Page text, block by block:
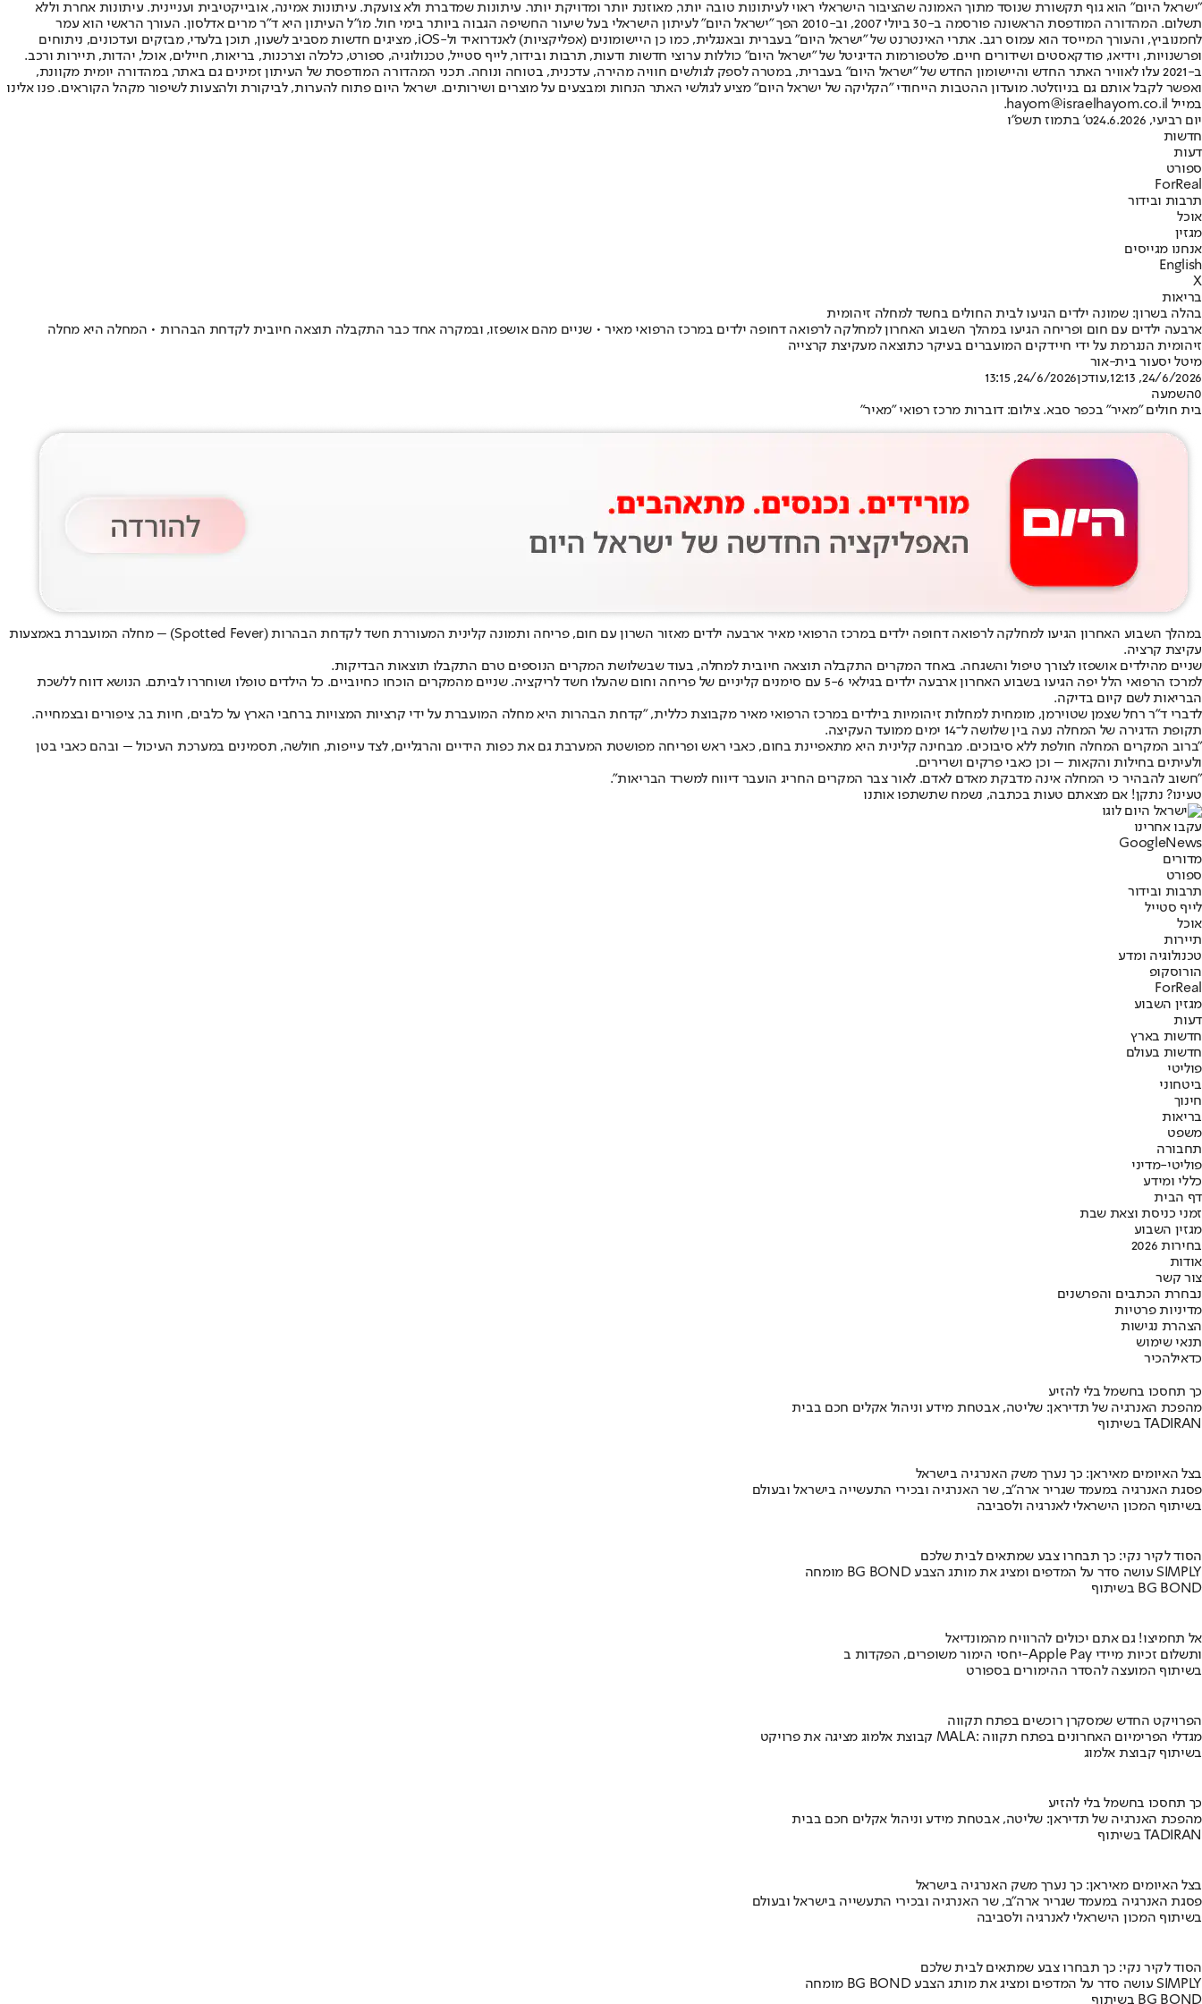
"ישראל היום" הוא גוף תקשורת שנוסד מתוך האמונה שהציבור הישראלי ראוי לעיתונות טובה יותר, מאוזנת יותר ומדויקת יותר. עיתונות שמדברת ולא צועקת. עיתונות אמינה, אובייקטיבית ועניינית. עיתונות אחרת וללא
תשלום. המהדורה המודפסת הראשונה פורסמה ב-30 ביולי 2007, וב-2010 הפך "ישראל היום" לעיתון הישראלי בעל שיעור החשיפה הגבוה ביותר בימי חול. מו"ל העיתון היא ד"ר מרים אדלסון. העורך הראשי הוא עמר
לחמנוביץ, והעורך המייסד הוא עמוס רגב. אתרי האינטרנט של "ישראל היום" בעברית ובאנגלית, כמו כן היישומונים (אפליקציות) לאנדרואיד ול-iOS, מציגים חדשות מסביב לשעון, תוכן בלעדי, מבזקים ועדכונים, ניתוחים
ופרשנויות, וידיאו, פודקאסטים ושידורים חיים. פלטפורמות הדיגיטל של "ישראל היום" כוללות ערוצי חדשות ודעות, תרבות ובידור, לייף סטייל, טכנולוגיה, ספורט, כלכלה וצרכנות, בריאות, חיילים, אוכל, יהדות, תיירות ורכב.
ב-2021 עלו לאוויר האתר החדש והיישומון החדש של "ישראל היום" בעברית, במטרה לספק לגולשים חוויה מהירה, עדכנית, בטוחה ונוחה. תכני המהדורה המודפסת של העיתון זמינים גם באתר, במהדורה יומית מקוונת,
ואפשר לקבל אותם גם בניוזלטר. מועדון ההטבות הייחודי "הקליקה של ישראל היום" מציע לגולשי האתר הנחות ומבצעים על מוצרים ושירותים. ישראל היום פתוח להערות, לביקורת ולהצעות לשיפור מקהל הקוראים. פנו אלינו
במייל hayom@israelhayom.co.il.
יום רביעי, 24.6.2026
ט' בתמוז תשפ"ו
חדשות
דעות
ספורט
ForReal
תרבות ובידור
אוכל
מגזין
אנחנו מגייסים
English
X
בריאות
בהלה בשרון: שמונה ילדים הגיעו לבית החולים בחשד למחלה זיהומית
ארבעה ילדים עם חום ופריחה הגיעו במהלך השבוע האחרון למחלקה לרפואה דחופה ילדים במרכז הרפואי מאיר • שניים מהם אושפזו, ובמקרה אחד כבר התקבלה תוצאה חיובית לקדחת הבהרות • המחלה היא מחלה
זיהומית הנגרמת על ידי חיידקים המועברים בעיקר כתוצאה מעקיצת קרצייה
מיטל יסעור בית-אור
24/6/2026, 12:13
,עודכן24/6/2026, 13:15
0השמעה
בית חולים "מאיר" בכפר סבא. צילום: דוברות מרכז רפואי "מאיר"
במהלך השבוע האחרון הגיעו למחלקה לרפואה דחופה ילדים במרכז הרפואי מאיר ארבעה ילדים מאזור השרון עם חום, פריחה ותמונה קלינית המעוררת חשד לקדחת הבהרות (Spotted Fever) – מחלה המועברת באמצעות
עקיצת קרציה.
שניים מהילדים אושפזו לצורך טיפול והשגחה. באחד המקרים התקבלה תוצאה חיובית למחלה, בעוד שבשלושת המקרים הנוספים טרם התקבלו תוצאות הבדיקות.
למרכז הרפואי הלל יפה הגיעו בשבוע האחרון ארבעה ילדים בגילאי 5-6 עם סימנים קליניים של פריחה וחום שהעלו חשד לריקציה. שניים מהמקרים הוכחו כחיוביים. כל הילדים טופלו ושוחררו לביתם. הנושא דווח ללשכת
הבריאות לשם קיום בדיקה.
לדברי ד"ר רחל שצמן שטוירמן, מומחית למחלות זיהומיות בילדים במרכז הרפואי מאיר מקבוצת כללית, "קדחת הבהרות היא מחלה המועברת על ידי קרציות המצויות ברחבי הארץ על כלבים, חיות בר, ציפורים ובצמחייה.
תקופת הדגירה של המחלה נעה בין שלושה ל־14 ימים ממועד העקיצה.
"ברוב המקרים המחלה חולפת ללא סיבוכים. מבחינה קלינית היא מתאפיינת בחום, כאבי ראש ופריחה מפושטת המערבת גם את כפות הידיים והרגליים, לצד עייפות, חולשה, תסמינים במערכת העיכול – ובהם כאבי בטן
ולעיתים בחילות והקאות – וכן כאבי פרקים ושרירים.
"חשוב להבהיר כי המחלה אינה מדבקת מאדם לאדם. לאור צבר המקרים החריג הועבר דיווח למשרד הבריאות".
טעינו? נתקן! אם מצאתם טעות בכתבה, נשמח שתשתפו אותנו
עקבו אחרינו
Googl eNews
מדורים
ספורט
תרבות ובידור
לייף סטייל
אוכל
תיירות
טכנולוגיה ומדע
הורוסקופ
ForReal
מגזין השבוע
דעות
חדשות בארץ
חדשות בעולם
פוליטי
ביטחוני
חינוך
בריאות
משפט
תחבורה
פוליטי-מדיני
כללי ומידע
דף הבית
זמני כניסת וצאת שבת
מגזין השבוע
בחירות 2026
אודות
צור קשר
נבחרת הכתבים והפרשנים
מדיניות פרטיות
הצהרת נגישות
תנאי שימוש
כדאילהכיר
כך תחסכו בחשמל בלי להזיע
מהפכת האנרגיה של תדיראן: שליטה, אבטחת מידע וניהול אקלים חכם בבית
בשיתוף TADIRAN
בצל האיומים מאיראן: כך נערך משק האנרגיה בישראל
פסגת האנרגיה במעמד שגריר ארה"ב, שר האנרגיה ובכירי התעשייה בישראל ובעולם
בשיתוף המכון הישראלי לאנרגיה ולסביבה
הסוד לקיר נקי: כך תבחרו צבע שמתאים לבית שלכם
מומחה BG BOND עושה סדר על המדפים ומציג את מותג הצבע SIMPLY
בשיתוף BG BOND
אל תחמיצו! גם אתם יכולים להרוויח מהמונדיאל
יחסי הימור משופרים, הפקדות ב-Apple Pay ותשלום זכיות מיידי
בשיתוף המועצה להסדר ההימורים בספורט
הפרויקט החדש שמסקרן רוכשים בפתח תקווה
קבוצת אלמוג מציגה את פרויקט MALA: מגדלי הפרימיום האחרונים בפתח תקווה
בשיתוף קבוצת אלמוג
כך תחסכו בחשמל בלי להזיע
מהפכת האנרגיה של תדיראן: שליטה, אבטחת מידע וניהול אקלים חכם בבית
בשיתוף TADIRAN
בצל האיומים מאיראן: כך נערך משק האנרגיה בישראל
פסגת האנרגיה במעמד שגריר ארה"ב, שר האנרגיה ובכירי התעשייה בישראל ובעולם
בשיתוף המכון הישראלי לאנרגיה ולסביבה
הסוד לקיר נקי: כך תבחרו צבע שמתאים לבית שלכם
מומחה BG BOND עושה סדר על המדפים ומציג את מותג הצבע SIMPLY
בשיתוף BG BOND